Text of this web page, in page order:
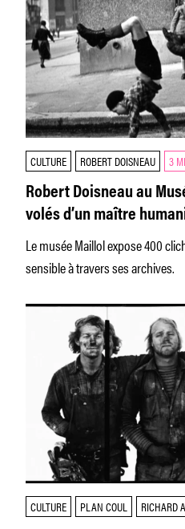
CULTURE ROBERT DOISNEAU 3
Robert Doisneau au
volés d’un maître
Le musée Maillol expose 400
sensible à travers ses archives.
CULTURE PLAN COUL RICHARD